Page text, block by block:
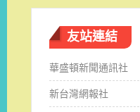
友站連結
華盛頓新聞通訊社
新台灣網報社